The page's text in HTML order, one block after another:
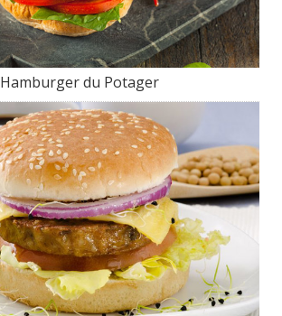
Hamburger du Potager